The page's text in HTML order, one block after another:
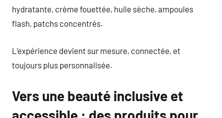
hydratante, crème fouettée, huile sèche, ampoules
flash, patchs concentrés.
L’expérience devient sur mesure, connectée, et
toujours plus personnalisée.
Vers une beauté inclusive et